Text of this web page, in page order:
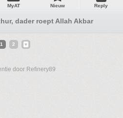
MyAT Nieuw Reply
dader roept Allah Akbar
1 2
door Refinery89